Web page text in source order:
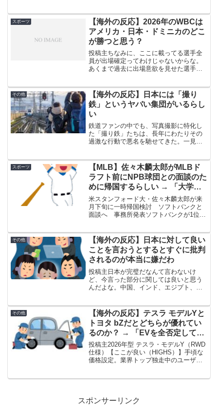
スポーツ
【海外の反応】2026年のWBCは
アメリカ・日本・ドミニカのどこ
が勝つと思う？
投稿主ちなみに、ここに載ってる選手全
員が出場確定ってわけじゃないからな。
あくまで過去に出場意欲を見せた選手と
し、アロンソとハーパーは一塁で出る想
定、みたいな感じ）。逆に、...
その他
【海外の反応】日本には「撮り
鉄」というヤバい集団がいるらし
い
鉄道ファンの中でも、写真撮影に特化し
た「撮り鉄」たちは、長年にわたりその
過激な行動で悪名を馳せてきた。一見穏
ルが後を絶たない。珍しい車両を撮影し
ようと、最前列を奪い合う...
スポーツ
【MLB】佐々木麟太郎がMLBド
ラフト前にNPB球団との面談のた
めに帰国するらしい → 「大学で
は”そこそこ”レベルだったしNPB
で鍛えるのもいい選択しだと思う
わ」「マイナーで何年も過ごすよ
米スタンフォード大・佐々木麟太郎が来
月下旬に一時帰国検討 ソフトバンクと
面談へ 事務所発表ソフトバンクが1位指
「株式会社ナイスガイ・パートナーズ」
が22日、HPを更新し...
その他
【海外の反応】日本に対して良い
ことを言おうとするとすぐに批判
されるのが本当に嫌だわ
投稿主日本が完璧だなんて言わないけ
ど、今言った部分に関しては良いと思う
んだよな。中国、インド、エジプト、ド
って言った瞬間「ワイアブー（日本オタ
ク）」だの「日本信者」だの...
その他
【海外の反応】テスラ モデルYと
トヨタ bZだとどちらが優れてい
るのか？ → 「EVを全否定してい
た会社がやっつけで出した車なん
だからそんな完成度になるわな」
「トヨタは良くも悪くも”普通”な
投稿主2026年型 テスラ・モデルY（RWD
仕様）【ここが良い（HIGHS）】手頃な
価格設定。業界トップ独走中のユーザー
スポンサーリンク